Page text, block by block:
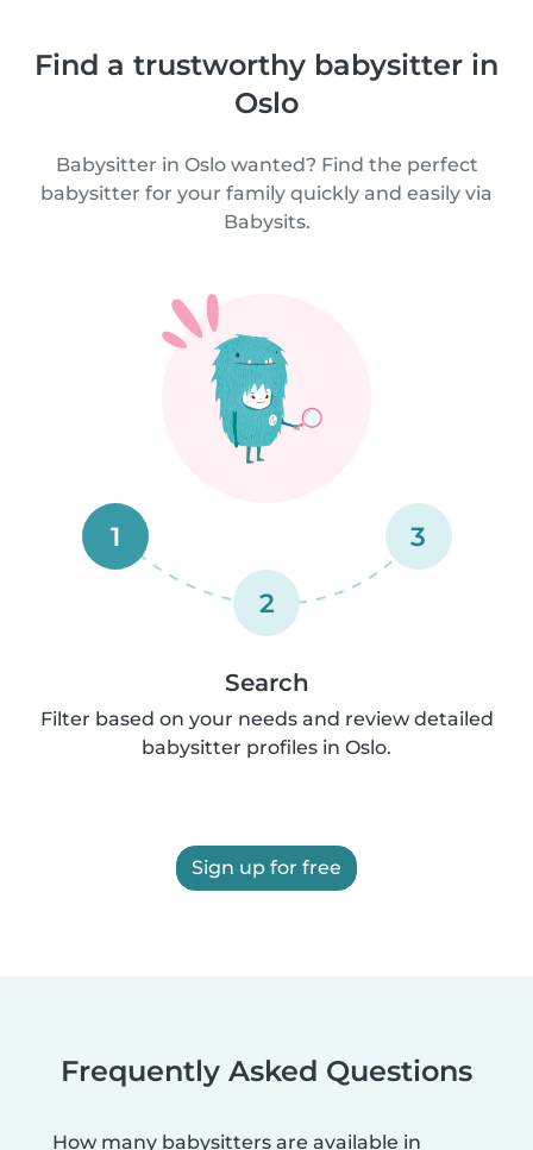
Find a trustworthy babysitter in
Oslo
Babysitter in Oslo wanted? Find the perfect
babysitter for your family quickly and easily via
Babysits.
1
2
3
Search
Filter based on your needs and review detailed
babysitter profiles in Oslo.
Sign up for free
Frequently Asked Questions
How many babysitters are available in